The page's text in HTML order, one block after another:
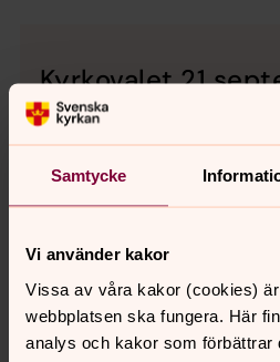
Samtycke
Vi använder kakor
Vissa av våra kakor (cookies)
webbplatsen ska fungera. Här
analys och kakor som förbättrar
Kyrkovalet 21
Tider för förtidsröstning
8-21 september
Röstmottagningslokal: S:t
Repslagargatan)
måndag-lördag kl 10-12
kvällstid:
onsdag 10 september kl 17-
onsdag 17 september kl 17-20